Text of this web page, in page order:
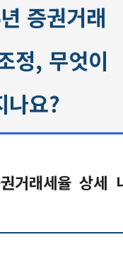
증권거래
정, 무엇이
나요?
거래세율 상세